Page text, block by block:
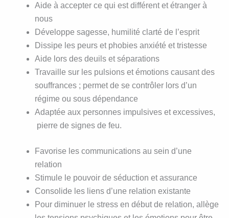
Aide à accepter ce qui est différent et étranger à
nous
Développe sagesse, humilité clarté de l’esprit
Dissipe les peurs et phobies anxiété et tristesse
Aide lors des deuils et séparations
Travaille sur les pulsions et émotions causant des
souffrances ; permet de se contrôler lors d’un
régime ou sous dépendance
Adaptée aux personnes impulsives et excessives,
pierre de signes de feu.
Favorise les communications au sein d’une
relation
Stimule le pouvoir de séduction et assurance
Consolide les liens d’une relation existante
Pour diminuer le stress en début de relation, allège